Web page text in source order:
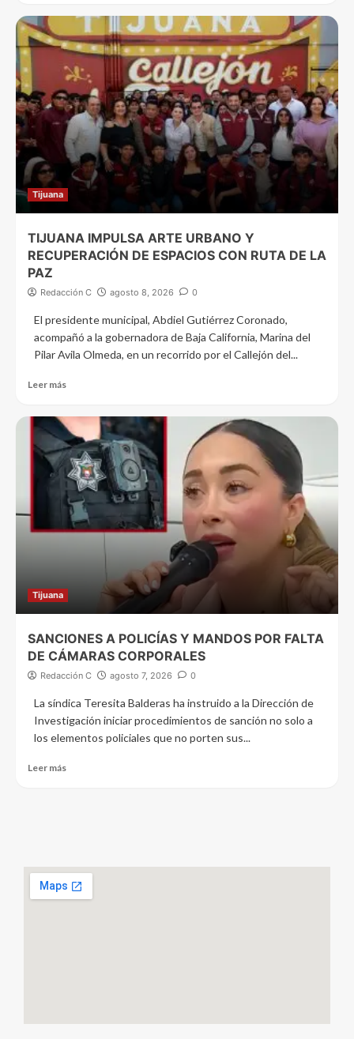
Tijuana
TIJUANA IMPULSA ARTE URBANO Y
RECUPERACIÓN DE ESPACIOS CON RUTA DE LA
PAZ
Redacción C agosto 8, 2026 0
El presidente municipal, Abdiel Gutiérrez Coronado,
acompañó a la gobernadora de Baja California, Marina del
Pilar Avila Olmeda, en un recorrido por el Callejón del...
Leer más
Tijuana
SANCIONES A POLICÍAS Y MANDOS POR FALTA
DE CÁMARAS CORPORALES
Redacción C agosto 7, 2026 0
La síndica Teresita Balderas ha instruido a la Dirección de
Investigación iniciar procedimientos de sanción no solo a
los elementos policiales que no porten sus...
Leer más